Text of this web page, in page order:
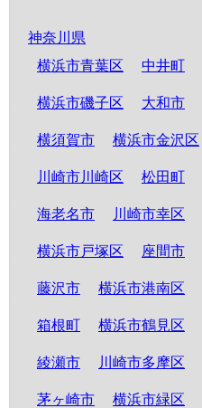
神奈川県
横浜市青葉区
中井町
横浜市磯子区 大和市
横須賀市 横浜市金沢区
川崎市川崎区 松田町
海老名市 川崎市幸区
横浜市戸塚区 座間市
藤沢市 横浜市港南区
箱根町 横浜市鶴見区
綾瀬市 川崎市多摩区
茅ヶ崎市 横浜市緑区